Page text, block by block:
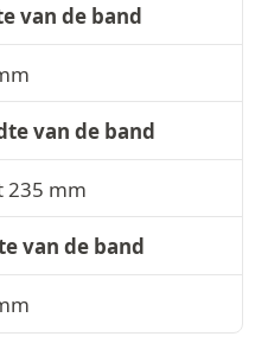
van de band
van de band
235 mm
van de band